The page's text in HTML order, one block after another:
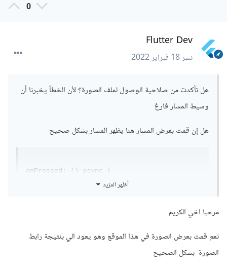
0
Flutter Dev
نشر18 فبراير 2022
هل تأكدت من صلاحية الوصول لملف الصورة؟ لأن الخطأ يخبرنا أن
وسيط المسار فارغ
هل إن قمت بعرض المسار هنا يظهر المسار بشكل صحيح
onPressed: () async {
أظهر المزيد
مرحبا اخي الكريم
نعم قمت بعرض الصورة في هذا الموقع وهو يعود الي بنتيجة رابط
الصورة بشكل الصحيح